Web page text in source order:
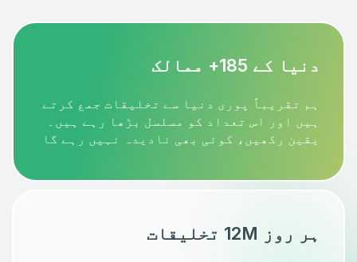
دنیا کے 185+ ممالک
ہم تقریباً پوری دنیا سے تخلیقات جمع کرتے
ہیں اور اس تعداد کو مسلسل بڑھا رہے ہیں۔
یقین رکھیں، کوئی بھی نادیدہ نہیں رہے گا
ہر روز 12M تخلیقات